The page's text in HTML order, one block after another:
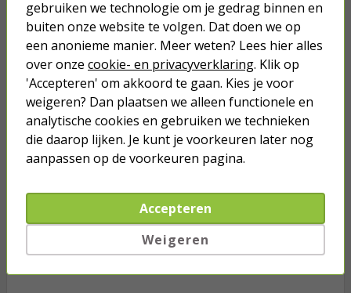
Geschikt voor binnen en buiten
Met timer
*Dit product kan indien gebruikt niet meer geretourneerd worden
na de feestdagen.
Op werkdagen voor 23:59 uur besteld, morgen in huis
Nergens goedkoper!
Betaal binnen 14 dagen na aankoop
Klanten geven Kabelshop een 9.1/10
gebruiken we technologie om je gedrag binnen en
buiten onze website te volgen. Dat doen we op
een anonieme manier. Meer weten? Lees hier alles
over onze cookie- en privacyverklaring. Klik op
'Accepteren' om akkoord te gaan. Kies je voor
weigeren? Dan plaatsen we alleen functionele en
analytische cookies en gebruiken we technieken
die daarop lijken. Je kunt je voorkeuren later nog
aanpassen op de voorkeuren pagina.
Accepteren
Weigeren